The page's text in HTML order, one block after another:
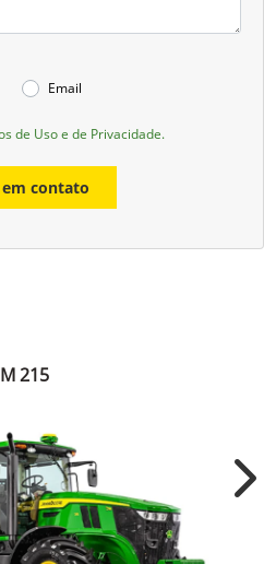
Email
de Uso e de Privacidade.
contato
215